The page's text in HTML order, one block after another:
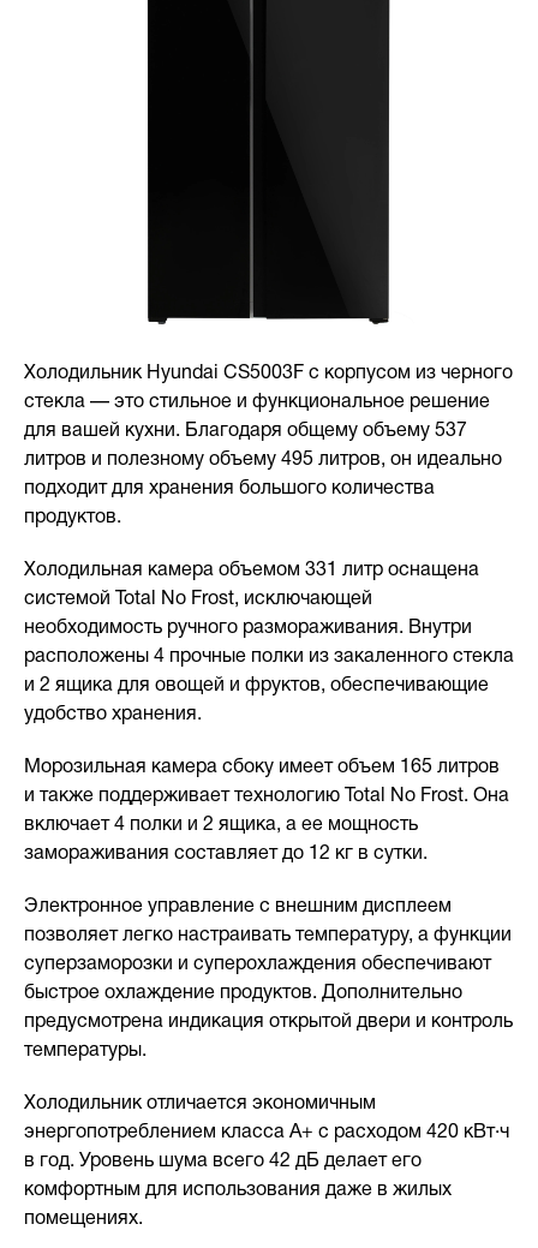
Холодильник Hyundai CS5003F с корпусом из черного
стекла — это стильное и функциональное решение
для вашей кухни. Благодаря общему объему 537
литров и полезному объему 495 литров, он идеально
подходит для хранения большого количества
продуктов.
Холодильная камера объемом 331 литр оснащена
системой Total No Frost, исключающей
необходимость ручного размораживания. Внутри
расположены 4 прочные полки из закаленного стекла
и 2 ящика для овощей и фруктов, обеспечивающие
удобство хранения.
Морозильная камера сбоку имеет объем 165 литров
и также поддерживает технологию Total No Frost. Она
включает 4 полки и 2 ящика, а ее мощность
замораживания составляет до 12 кг в сутки.
Электронное управление с внешним дисплеем
позволяет легко настраивать температуру, а функции
суперзаморозки и суперохлаждения обеспечивают
быстрое охлаждение продуктов. Дополнительно
предусмотрена индикация открытой двери и контроль
температуры.
Холодильник отличается экономичным
энергопотреблением класса A+ с расходом 420 кВт·ч
в год. Уровень шума всего 42 дБ делает его
комфортным для использования даже в жилых
помещениях.